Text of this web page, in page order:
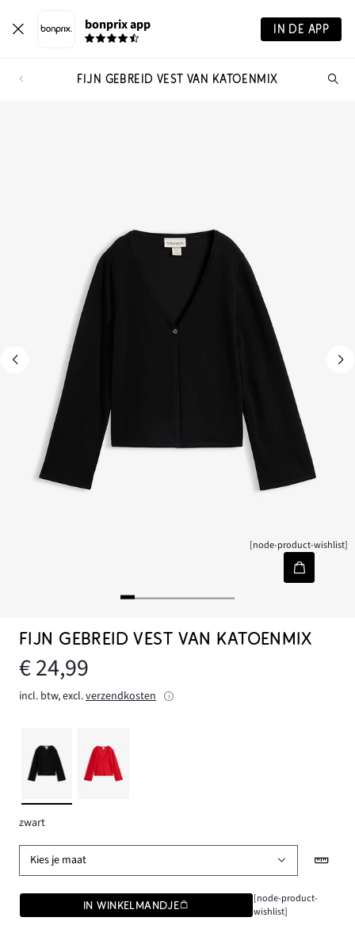
bonprix app IN DE APP
FIJN GEBREID VEST VAN KATOENMIX
[node-product-wishlist]
FIJN GEBREID VEST VAN KATOENMIX
€ 24,99
incl. btw, excl.verzendkosten
zwart
Kies je maat
IN WINKELMANDJE
[node-product-
wishlist]